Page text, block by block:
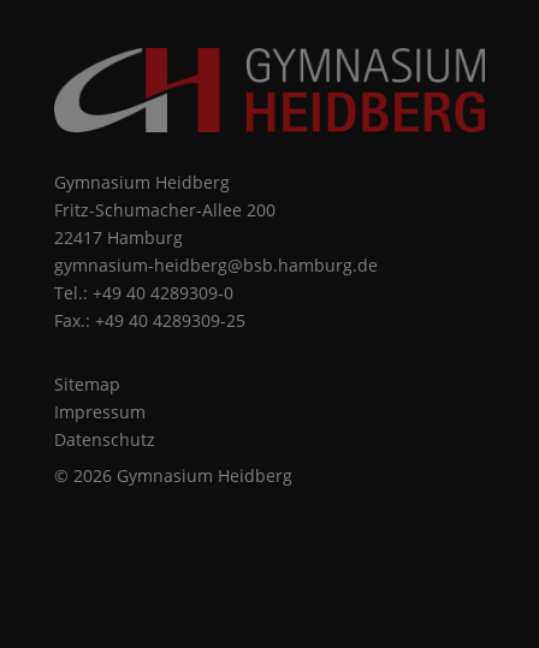
Gymnasium Heidberg
Fritz-Schumacher-Allee 200
22417 Hamburg
gymnasium-heidberg@bsb.hamburg.de
Tel.: +49 40 4289309-0
Fax.: +49 40 4289309-25
Sitemap
Impressum
Datenschutz
© 2026 Gymnasium Heidberg